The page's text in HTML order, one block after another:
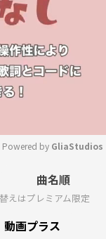
Mute
Powered by GliaStudios
曲名順
えはプレミアム限定
動画プラス